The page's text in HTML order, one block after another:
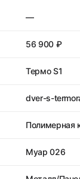
—
56 900 ₽
Термо S1
dver-s-
Полимерная
Муар 026